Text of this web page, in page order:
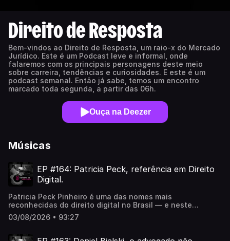
Direito de Resposta
Bem-vindos ao Direito de Resposta, um raio-x do Mercado
Jurídico. Este é um Podcast leve e informal, onde
falaremos com os principais personagens deste meio
sobre carreira, tendências e curiosidades. E este é um
podcast semanal. Então já sabe, temos um encontro
marcado toda segunda, a partir das 06h.
Ouça na Deezer
Músicas
EP #164: Patricia Peck, referência em Direito
Digital.
Patricia Peck Pinheiro é uma das nomes mais
reconhecidas do direito digital no Brasil — e neste
episódio do Direito de Resposta ela conta uma trajetória
que começa muito antes da advocacia: a paixão por
de aviação" da Varig, os primeiros videogames e a
03/08/2026 • 93:27